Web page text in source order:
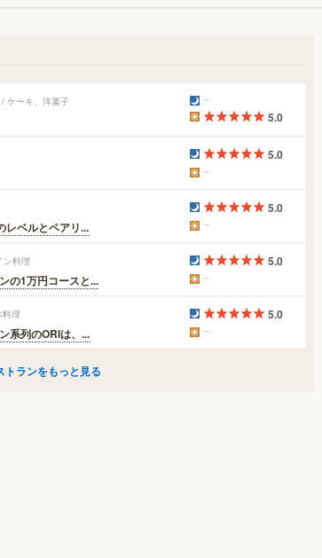
ケーキ、洋菓子
5.0
5.0
レベルとペアリ...
5.0
ン料理
の1万円コースと...
5.0
理
系列のORIは、...
5.0
トランをもっと見る